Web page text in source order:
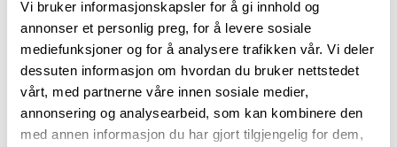
Vi bruker informasjonskapsler for å gi innhold og
annonser et personlig preg, for å levere sosiale
mediefunksjoner og for å analysere trafikken vår. Vi deler
dessuten informasjon om hvordan du bruker nettstedet
vårt, med partnerne våre innen sosiale medier,
annonsering og analysearbeid, som kan kombinere den
med annen informasjon du har gjort tilgjengelig for dem,
B Mellomstor
Fiat 500, Hyundai i10, Fiat Panda
eller lignende
●
●
●
Fiat 500, Hyundai i10, Fiat Panda